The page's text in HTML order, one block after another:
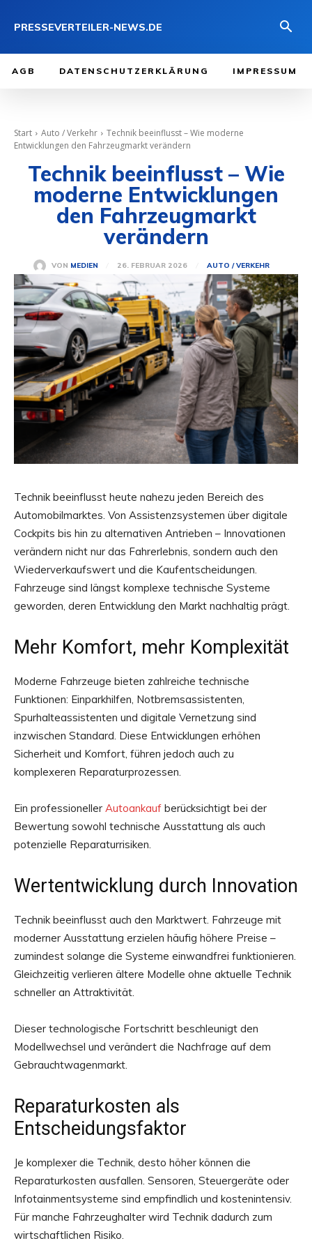
PRESSEVERTEILER-NEWS.DE
AGB DATENSCHUTZERKLÄRUNG IMPRESSUM
Start Auto / Verkehr
Technik beeinflusst – Wie moderne
Entwicklungen den Fahrzeugmarkt verändern
Technik beeinflusst – Wie
moderne Entwicklungen
den Fahrzeugmarkt
verändern
VON MEDIEN 26. FEBRUAR 2026 AUTO / VERKEHR
Technik beeinflusst heute nahezu jeden Bereich des
Automobilmarktes. Von Assistenzsystemen über digitale
Cockpits bis hin zu alternativen Antrieben – Innovationen
verändern nicht nur das Fahrerlebnis, sondern auch den
Wiederverkaufswert und die Kaufentscheidungen.
Fahrzeuge sind längst komplexe technische Systeme
geworden, deren Entwicklung den Markt nachhaltig prägt.
Mehr Komfort, mehr Komplexität
Moderne Fahrzeuge bieten zahlreiche technische
Funktionen: Einparkhilfen, Notbremsassistenten,
Spurhalteassistenten und digitale Vernetzung sind
inzwischen Standard. Diese Entwicklungen erhöhen
Sicherheit und Komfort, führen jedoch auch zu
komplexeren Reparaturprozessen.
Ein professioneller Autoankauf berücksichtigt bei der
Bewertung sowohl technische Ausstattung als auch
potenzielle Reparaturrisiken.
Wertentwicklung durch Innovation
Technik beeinflusst auch den Marktwert. Fahrzeuge mit
moderner Ausstattung erzielen häufig höhere Preise –
zumindest solange die Systeme einwandfrei funktionieren.
Gleichzeitig verlieren ältere Modelle ohne aktuelle Technik
schneller an Attraktivität.
Dieser technologische Fortschritt beschleunigt den
Modellwechsel und verändert die Nachfrage auf dem
Gebrauchtwagenmarkt.
Reparaturkosten als
Entscheidungsfaktor
Je komplexer die Technik, desto höher können die
Reparaturkosten ausfallen. Sensoren, Steuergeräte oder
Infotainmentsysteme sind empfindlich und kostenintensiv.
Für manche Fahrzeughalter wird Technik dadurch zum
wirtschaftlichen Risiko.